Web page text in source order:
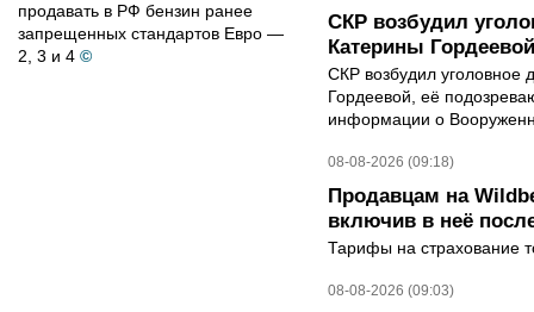
продавать в РФ бензин ранее
запрещенных стандартов Евро —
2, 3 и 4 ©
СКР возбудил
Катерины Гордеевой
СКР возбудил уголовное
Гордеевой, её
информации о
08-08-2026 (09:18)
Продавцам на
включив в неё
Тарифы на страхование
08-08-2026 (09:03)